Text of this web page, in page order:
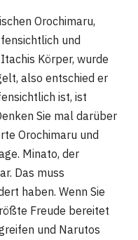
Orochimaru,
und
Körper, wurde
also entschied er
ist, ist
Sie mal darüber
Orochimaru und
Minato, der
Das muss
haben. Wenn Sie
Freude bereitet
und Narutos